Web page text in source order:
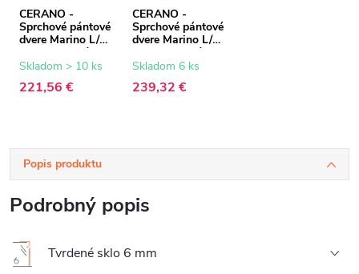
CERANO -
Sprchové pántové
dvere Marino L/P
- 6 mm - chróm,
transparentné
cm
Skladom > 10 ks
221,56 €
CERANO -
Sprchové pántové
dvere Marino L/P
- 6 mm - chróm,
transparentné
cm
Skladom 6 ks
239,32 €
Popis produktu
Podrobný popis
Tvrdené sklo 6 mm